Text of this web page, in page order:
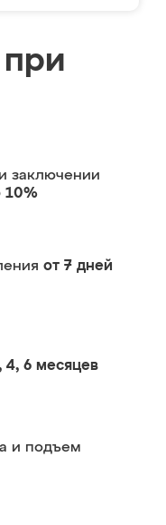
заключении
10%
от 7 дней
4, 6 месяцев
и подъем